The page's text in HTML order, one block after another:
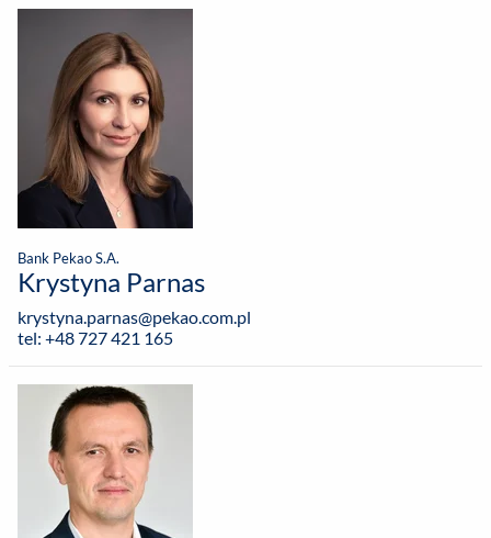
Bank Pekao S.A.
Krystyna Parnas
krystyna.parnas@pekao.com.pl
tel: +48 727 421 165